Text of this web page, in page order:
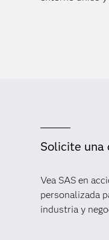
Solicite una
Vea SAS en
personalizada
industria y